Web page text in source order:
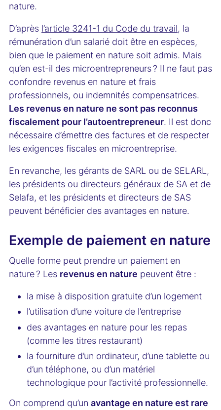
nature.
D’après l’article 3241-1 du Code du travail, la
rémunération d’un salarié doit être en espèces,
bien que le paiement en nature soit admis. Mais
qu’en est-il des microentrepreneurs ? Il ne faut pas
confondre revenus en nature et frais
professionnels, ou indemnités compensatrices.
Les revenus en nature ne sont pas reconnus
fiscalement pour l’autoentrepreneur. Il est donc
nécessaire d’émettre des factures et de respecter
les exigences fiscales en microentreprise.
En revanche, les gérants de SARL ou de SELARL,
les présidents ou directeurs généraux de SA et de
Selafa, et les présidents et directeurs de SAS
peuvent bénéficier des avantages en nature.
Exemple de paiement en nature
Quelle forme peut prendre un paiement en
nature ? Les revenus en nature peuvent être :
la mise à disposition gratuite d’un logement
l’utilisation d’une voiture de l’entreprise
des avantages en nature pour les repas
(comme les titres restaurant)
la fourniture d’un ordinateur, d’une tablette ou
d’un téléphone, ou d’un matériel
technologique pour l’activité professionnelle.
On comprend qu’un avantage en nature est rare